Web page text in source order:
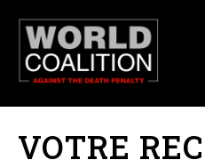
VOTRE